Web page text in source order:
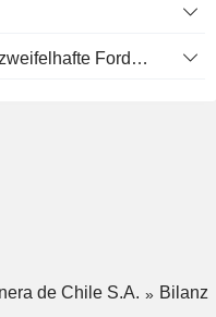
kumulierte Rückstellung für zweifelhafte Forderungen (Zusatz)
de Chile S.A.
Bilanz